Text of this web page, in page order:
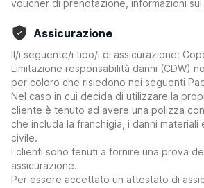
voucher di prenotazione, informazioni
Assicurazione
Il/i seguente/i tipo/i di assicurazione:
Limitazione responsabilità danni (CDW)
per coloro che risiedono nei seguenti
Nel caso in cui decida di utilizzare la
cliente è tenuto ad avere una polizza
che includa la franchigia, i danni materiali
civile.
I clienti sono tenuti a fornire una prova
assicurazione.
Per essere accettato un attestato di